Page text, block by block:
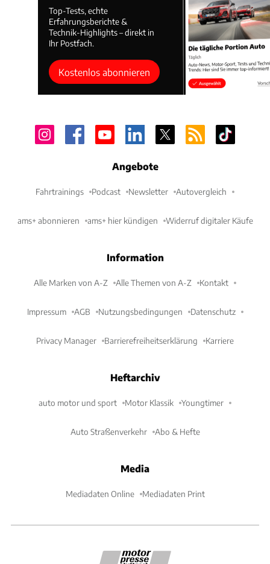
Top-Tests, echte
Erfahrungsberichte &
Technik-Highlights – direkt in
Ihr Postfach.
Kostenlos abonnieren
Angebote
Fahrtrainings Podcast Newsletter Autovergleich
ams+ abonnieren ams+ hier kündigen Widerruf digitaler Käufe
Information
Alle Marken von A-Z Alle Themen von A-Z Kontakt
Impressum AGB Nutzungsbedingungen Datenschutz
Privacy Manager Barrierefreiheitserklärung Karriere
Heftarchiv
auto motor und sport Motor Klassik Youngtimer
Auto Straßenverkehr Abo & Hefte
Media
Mediadaten Online Mediadaten Print